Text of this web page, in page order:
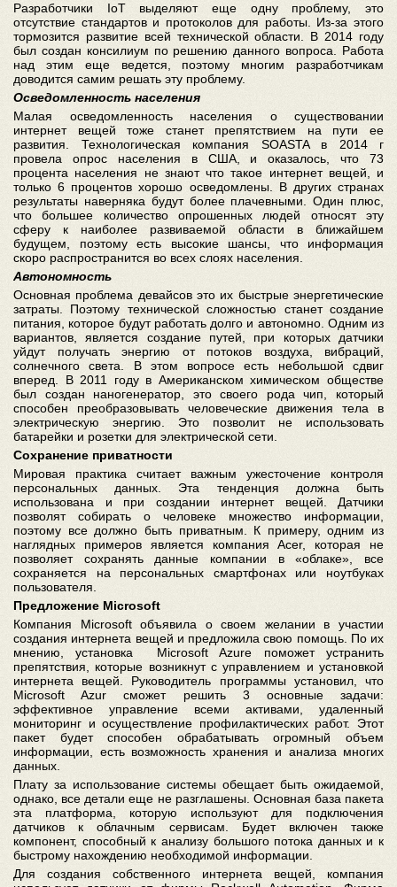
Разработчики IoT выделяют еще одну проблему, это
отсутствие стандартов и протоколов для работы. Из-за этого
тормозится развитие всей технической области. В 2014 году
был создан консилиум по решению данного вопроса. Работа
над этим еще ведется, поэтому многим разработчикам
доводится самим решать эту проблему.
Осведомленность населения
Малая осведомленность населения о существовании
интернет вещей тоже станет препятствием на пути ее
развития. Технологическая компания SOASTA в 2014 г
провела опрос населения в США, и оказалось, что 73
процента населения не знают что такое интернет вещей, и
только 6 процентов хорошо осведомлены. В других странах
результаты наверняка будут более плачевными. Один плюс,
что большее количество опрошенных людей относят эту
сферу к наиболее развиваемой области в ближайшем
будущем, поэтому есть высокие шансы, что информация
скоро распространится во всех слоях населения.
Автономность
Основная проблема девайсов это их быстрые энергетические
затраты. Поэтому технической сложностью станет создание
питания, которое будут работать долго и автономно. Одним из
вариантов, является создание путей, при которых датчики
уйдут получать энергию от потоков воздуха, вибраций,
солнечного света. В этом вопросе есть небольшой сдвиг
вперед. В 2011 году в Американском химическом обществе
был создан наногенератор, это своего рода чип, который
способен преобразовывать человеческие движения тела в
электрическую энергию. Это позволит не использовать
батарейки и розетки для электрической сети.
Сохранение приватности
Мировая практика считает важным ужесточение контроля
персональных данных. Эта тенденция должна быть
использована и при создании интернет вещей. Датчики
позволят собирать о человеке множество информации,
поэтому все должно быть приватным. К примеру, одним из
наглядных примеров является компания Acer, которая не
позволяет сохранять данные компании в «облаке», все
сохраняется на персональных смартфонах или ноутбуках
пользователя.
Предложение Microsoft
Компания Microsoft объявила о своем желании в участии
создания интернета вещей и предложила свою помощь. По их
мнению, установка Microsoft Azure поможет устранить
препятствия, которые возникнут с управлением и установкой
интернета вещей. Руководитель программы установил, что
Microsoft Azur сможет решить 3 основные задачи:
эффективное управление всеми активами, удаленный
мониторинг и осуществление профилактических работ. Этот
пакет будет способен обрабатывать огромный объем
информации, есть возможность хранения и анализа многих
данных.
Плату за использование системы обещает быть ожидаемой,
однако, все детали еще не разглашены. Основная база пакета
эта платформа, которую используют для подключения
датчиков к облачным сервисам. Будет включен также
компонент, способный к анализу большого потока данных и к
быстрому нахождению необходимой информации.
Для создания собственного интернета вещей, компания